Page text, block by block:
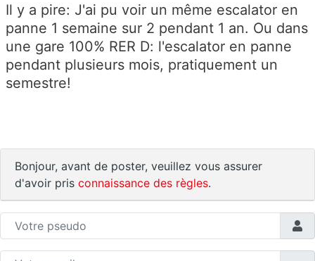
Il y a pire: J'ai pu voir un même escalator en
panne 1 semaine sur 2 pendant 1 an. Ou dans
une gare 100% RER D: l'escalator en panne
pendant plusieurs mois, pratiquement un
semestre!
Bonjour, avant de poster, veuillez vous assurer
d'avoir pris connaissance des règles.